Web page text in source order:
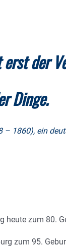
der
Dinge.
– 1860), ein
heute zum 80.
zum 95.